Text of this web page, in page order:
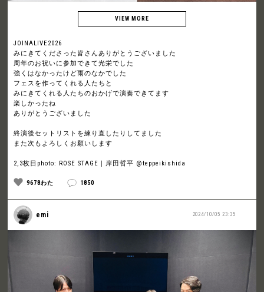
JOINALIVE2026
みにきてくださった皆さんありがとうございました
周年のお祝いに参加できて光栄でした
強くはなかったけど雨のなかでした
フェスを作ってくれる人たちと
みにきてくれる人たちのおかげで演奏できてます
楽しかったね
ありがとうございました
終演後セットリストを練り直したりしてました
また次もよろしくお願いします
2,3枚目photo: ROSE STAGE｜岸田哲平 @teppeikishida
9678わた 1850
2024/10/05 23:35
emi